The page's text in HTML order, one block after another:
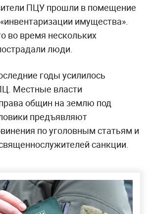
ПЦУ прошли в помещение
имущества».
во время нескольких
люди.
годы усилилось
Местные власти
общин на землю под
предъявляют
по уголовным статьям и
санкции.